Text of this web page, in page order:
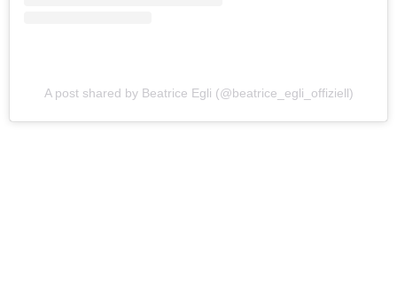
A post shared by Beatrice Egli (@beatrice_egli_offiziell)